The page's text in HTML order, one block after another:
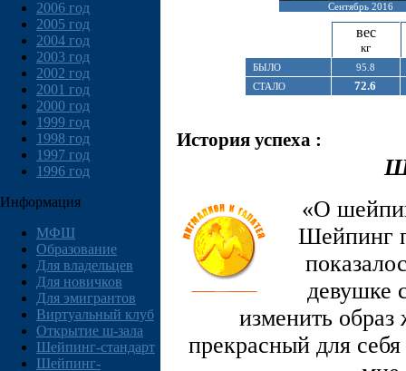
2006 год
2005 год
2004 год
2003 год
2002 год
2001 год
2000 год
1999 год
1998 год
1997 год
1996 год
Информация
МФШ
Образование
Для владельцев
Для новичков
Для эмигрантов
Виртуальный клуб
Открытие ш-зала
Шейпинг-стандарт
Шейпинг-
Сентябрь 2016
вес
кг
БЫЛО
95.8
СТАЛО
72.6
История успеха :
«О
Шейпинг
девушке
изменить
прекрасный для